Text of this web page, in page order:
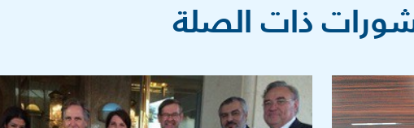
ذات الصلة